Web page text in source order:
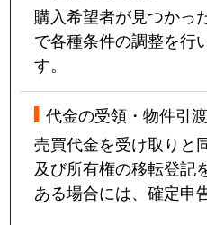
購入希望者が見つかっ
で各種条件の調整を行
す。
代金の受領・物件引
売買代金を受け取りと
及び所有権の移転登記
ある場合には、確定申